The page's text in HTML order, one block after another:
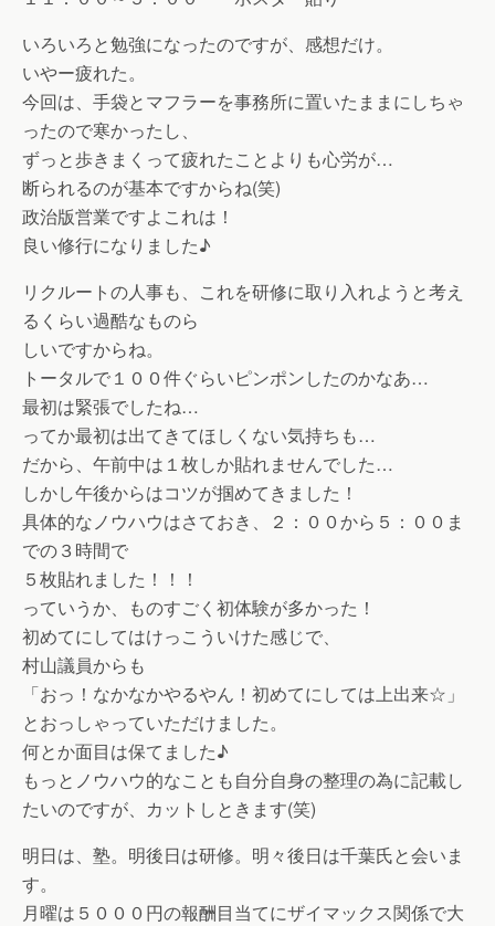
いろいろと勉強になったのですが、感想だけ。
いやー疲れた。
今回は、手袋とマフラーを事務所に置いたままにしちゃ
ったので寒かったし、
ずっと歩きまくって疲れたことよりも心労が…
断られるのが基本ですからね(笑)
政治版営業ですよこれは！
良い修行になりました♪
リクルートの人事も、これを研修に取り入れようと考え
るくらい過酷なものら
しいですからね。
トータルで１００件ぐらいピンポンしたのかなあ…
最初は緊張でしたね…
ってか最初は出てきてほしくない気持ちも…
だから、午前中は１枚しか貼れませんでした…
しかし午後からはコツが掴めてきました！
具体的なノウハウはさておき、２：００から５：００ま
での３時間で
５枚貼れました！！！
っていうか、ものすごく初体験が多かった！
初めてにしてはけっこういけた感じで、
村山議員からも
「おっ！なかなかやるやん！初めてにしては上出来☆」
とおっしゃっていただけました。
何とか面目は保てました♪
もっとノウハウ的なことも自分自身の整理の為に記載し
たいのですが、カットしときます(笑)
明日は、塾。明後日は研修。明々後日は千葉氏と会いま
す。
月曜は５０００円の報酬目当てにザイマックス関係で大